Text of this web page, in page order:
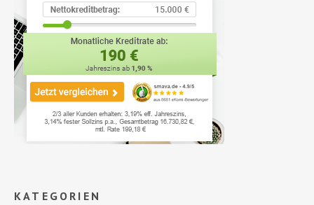
KATEGORIEN